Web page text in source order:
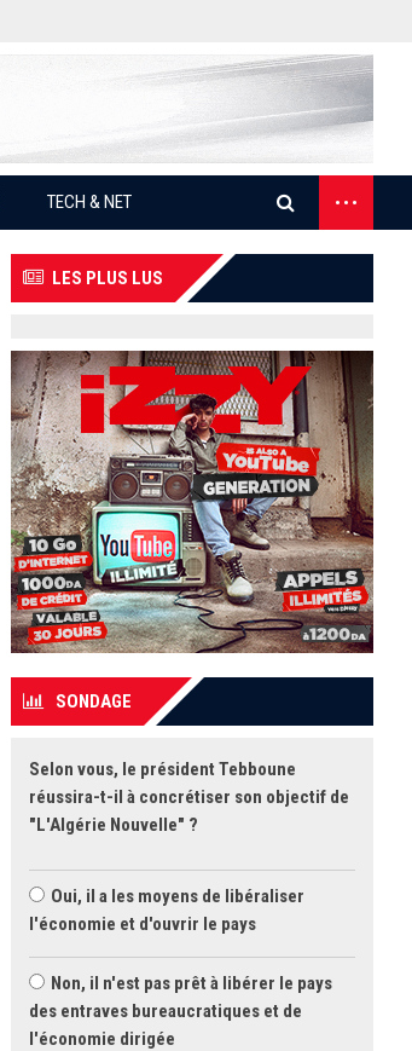
TECH & NET ...
LES PLUS LUS
SONDAGE
Selon vous, le président Tebboune
réussira-t-il à concrétiser son objectif de
"L'Algérie Nouvelle" ?
Oui, il a les moyens de libéraliser
l'économie et d'ouvrir le pays
Non, il n'est pas prêt à libérer le pays
des entraves bureaucratiques et de
l'économie dirigée